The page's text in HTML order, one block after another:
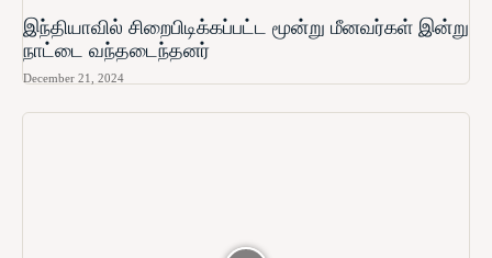
இந்தியாவில் சிறைபிடிக்கப்பட்ட மூன்று மீனவர்கள் இன்று
நாட்டை வந்தடைந்தனர்
December 21, 2024